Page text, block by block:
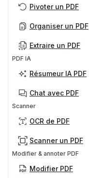
Pivoter un PDF
Organiser un PDF
Extraire un PDF
PDF IA
Résumeur IA PDF
Chat avec PDF
Scanner
OCR de PDF
Scanner un PDF
Modifier & annoter PDF
Modifier PDF